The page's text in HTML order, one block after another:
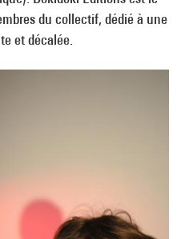
du collectif, dédié à une
et décalée.